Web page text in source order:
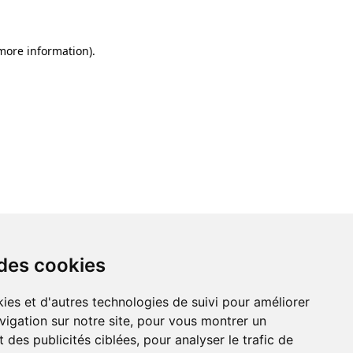
cookies
et d'autres technologies de suivi pour améliorer
sur notre site, pour vous montrer un
des publicités ciblées, pour analyser le trafic de
information).